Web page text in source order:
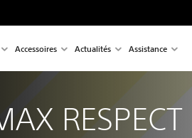
Accessoires Actualités Assistance
RESPECT